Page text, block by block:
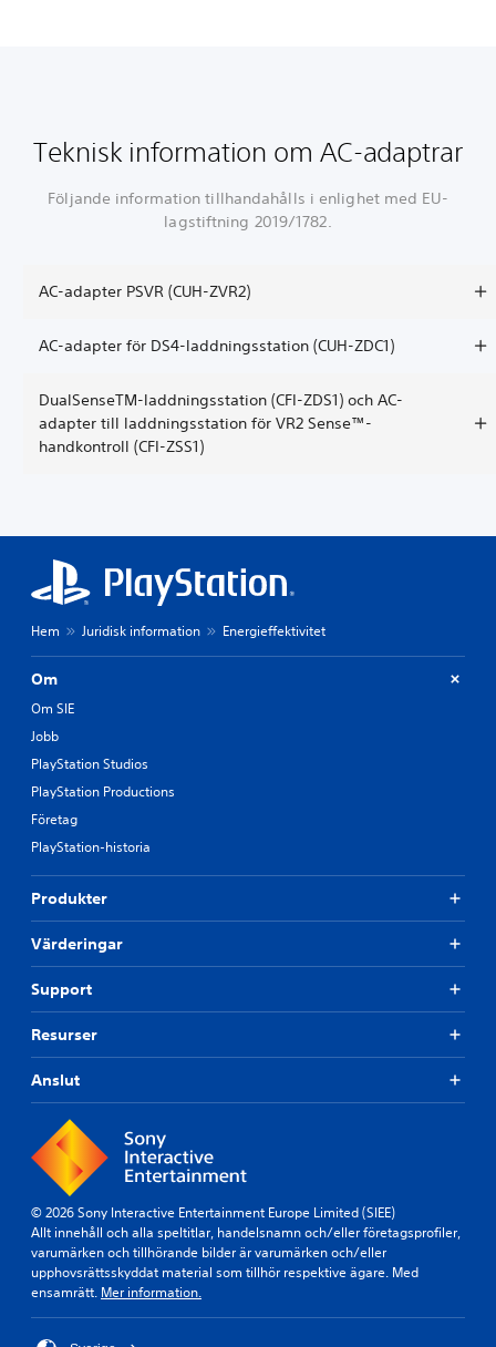
Teknisk information om AC-adaptrar
Följande information tillhandahålls i enlighet med EU-
lagstiftning 2019/1782.
AC-adapter PSVR (CUH-ZVR2)
AC-adapter för DS4-laddningsstation (CUH-ZDC1)
DualSenseTM-laddningsstation (CFI-ZDS1) och AC-
adapter till laddningsstation för VR2 Sense™-
handkontroll (CFI-ZSS1)
Hem Juridisk information Energieffektivitet
Om
Om SIE
Jobb
PlayStation Studios
PlayStation Productions
Företag
PlayStation-historia
Produkter
Värderingar
Support
Resurser
Anslut
© 2026 Sony Interactive Entertainment Europe Limited (SIEE)
Allt innehåll och alla speltitlar, handelsnamn och/eller företagsprofiler,
varumärken och tillhörande bilder är varumärken och/eller
upphovsrättsskyddat material som tillhör respektive ägare. Med
ensamrätt. Mer information.